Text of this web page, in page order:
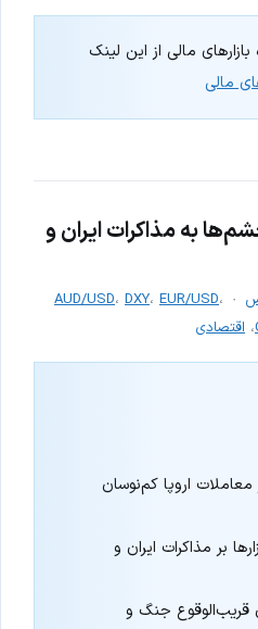
مالی از این لینک
مالی
به مذاکرات ایران و
AUD/USD، DXY، EUR/USD،
، اقتصادی
معاملات اروپا کم‌نوسان
بر مذاکرات ایران و
قریب‌الوقوع جنگ و